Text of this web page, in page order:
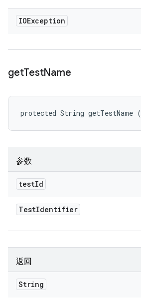
IOException
getTestName
protected String getTestName (
参数
testId
TestIdentifier
返回
String